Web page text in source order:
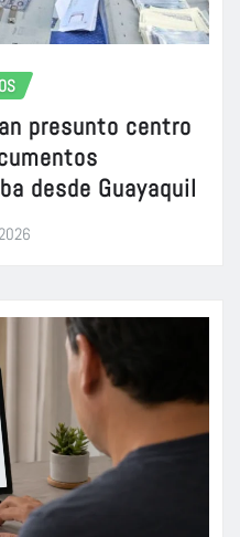
presunto centro
desde Guayaquil